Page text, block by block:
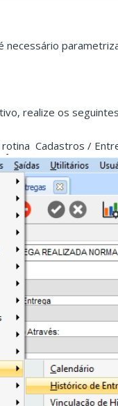
necessário
realize os
rotina Cadastros /